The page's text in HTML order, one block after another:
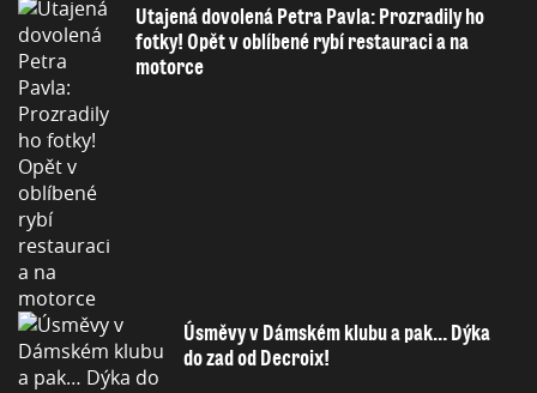
Utajená dovolená Petra Pavla: Prozradily ho
fotky! Opět v oblíbené rybí restauraci a na
motorce
Úsměvy v Dámském klubu a pak… Dýka
do zad od Decroix!